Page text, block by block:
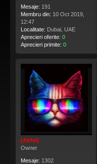
Mesaje: 191
Membru din: 10 Oct 2019,
12:47
Localitate: Dubai, UAE
Aprecieri oferite: 0
Aprecieri primite: 0
[Altfel]
Owner
Mesaje: 1302